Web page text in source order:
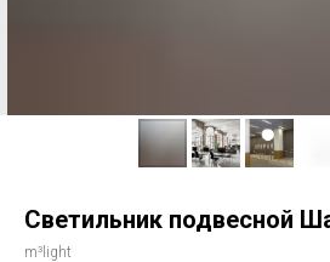
Светильник подвесной
m³light